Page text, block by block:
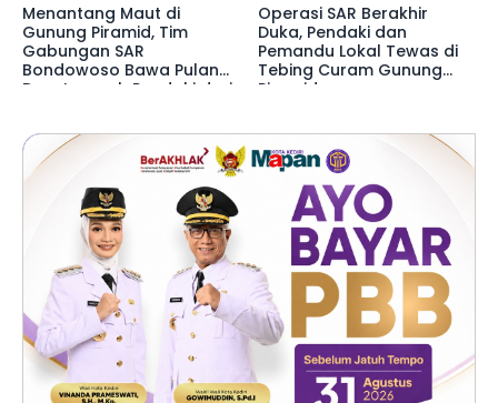
Menantang Maut di
Gunung Piramid, Tim
Gabungan SAR
Bondowoso Bawa Pulang
Dua Jenazah Pendaki dari
Operasi SAR Berakhir
Duka, Pendaki dan
Pemandu Lokal Tewas di
Tebing Curam Gunung
Piramid